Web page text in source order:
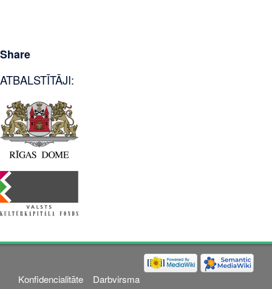
Share
ATBALSTĪTĀJI:
Konfidencialitāte Darbvirsma